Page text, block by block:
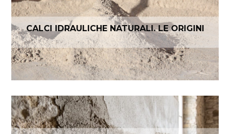
CALCI IDRAULICHE NATURALI. LE ORIGINI